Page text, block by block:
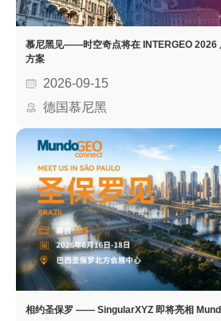
慕尼黑见——时空奇点将在 INTERGEO 2026
方案
2026-09-15
德国慕尼黑
相约圣保罗 —— SingularXYZ 即将亮相